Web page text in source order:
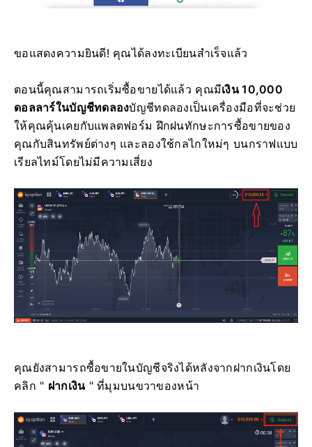
ขอแสดงความยินดี! คุณได้ลงทะเบียนสำเร็จแล้ว
ตอนนี้คุณสามารถเริ่มซื้อขายได้แล้ว คุณมีเงิน 10,000
ดอลลาร์ในบัญชีทดลองบัญชีทดลองเป็นเครื่องมือที่จะช่วย
ให้คุณคุ้นเคยกับแพลตฟอร์ม ฝึกฝนทักษะการซื้อขายของ
คุณกับสินทรัพย์ต่างๆ และลองใช้กลไกใหม่ๆ บนกราฟแบบ
เรียลไทม์โดยไม่มีความเสี่ยง
คุณยังสามารถซื้อขายในบัญชีจริงได้หลังจากฝากเงินโดย
คลิก " ฝากเงิน" ที่มุมบนขวาของหน้า